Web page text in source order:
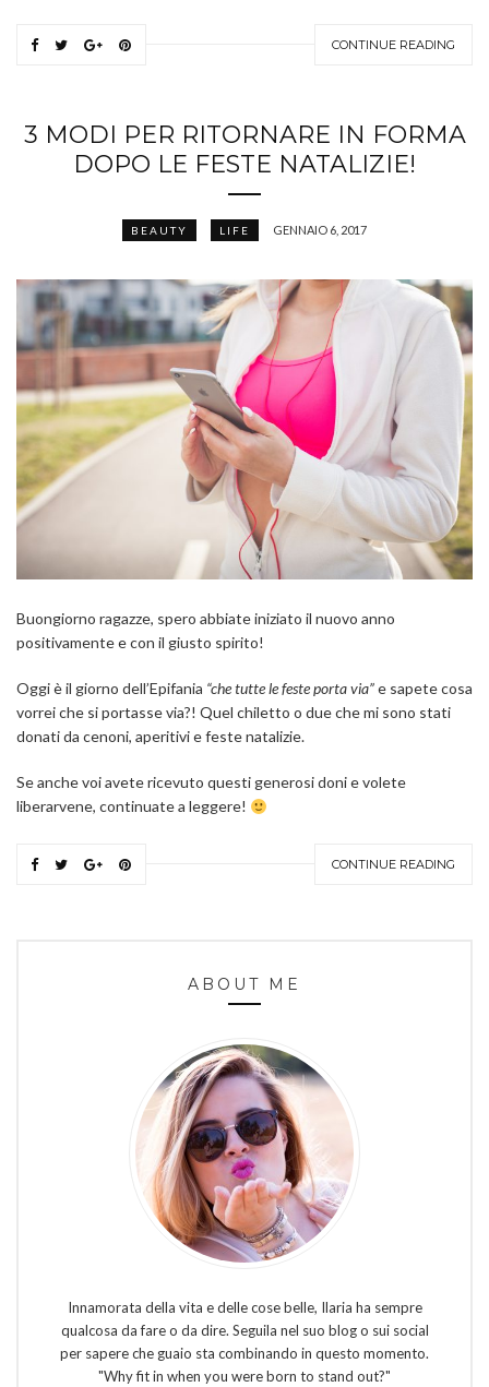
CONTINUE READING
3 MODI PER RITORNARE IN FORMA
DOPO LE FESTE NATALIZIE!
BEAUTY LIFE GENNAIO 6, 2017
Buongiorno ragazze, spero abbiate iniziato il nuovo anno
positivamente e con il giusto spirito!
Oggi è il giorno dell’Epifania “che tutte le feste porta via”e sapete cosa
vorrei che si portasse via?! Quel chiletto o due che mi sono stati
donati da cenoni, aperitivi e feste natalizie.
Se anche voi avete ricevuto questi generosi doni e volete
liberarvene, continuate a leggere!
CONTINUE READING
ABOUT ME
Innamorata della vita e delle cose belle, Ilaria ha sempre
qualcosa da fare o da dire. Seguila nel suo blog o sui social
per sapere che guaio sta combinando in questo momento.
"Why fit in when you were born to stand out?"